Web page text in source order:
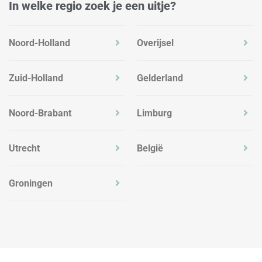
In welke regio zoek je een uitje?
Noord-Holland
Zuid-Holland
Noord-Brabant
Utrecht
Groningen
Overijsel
Gelderland
Limburg
België